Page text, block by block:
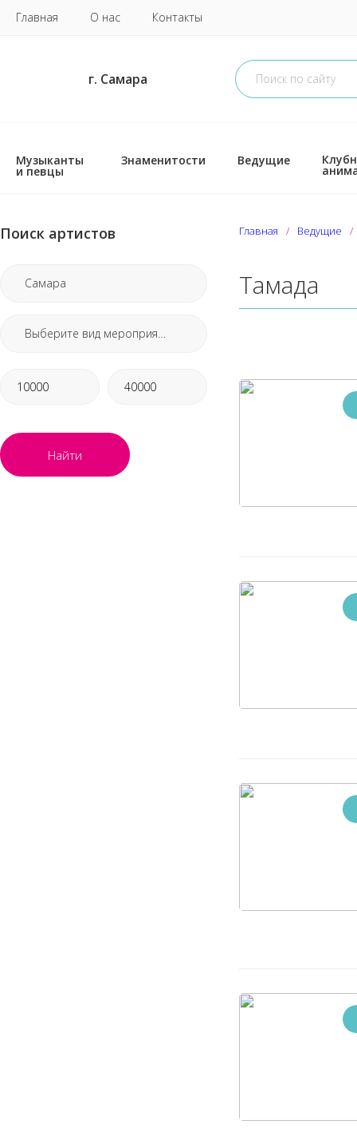
Главная О нас Контакты
г. Самара
Музыканты
и певцы
Знаменитости Ведущие
Поиск артистов
Самара
Выберите вид мероприятия
Найти
Главная Ведущие
Тамада